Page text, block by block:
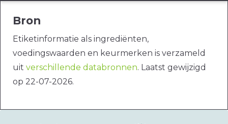
Bron
Etiketinformatie als ingrediënten,
voedingswaarden en keurmerken is verzameld
uit verschillende databronnen. Laatst gewijzigd
op 22-07-2026.